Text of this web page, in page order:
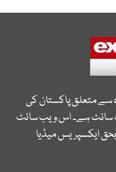
سے متعلق پاکستان کی
سائٹ ہے۔ اس ویب سائٹ
ایکسپریس میڈیا